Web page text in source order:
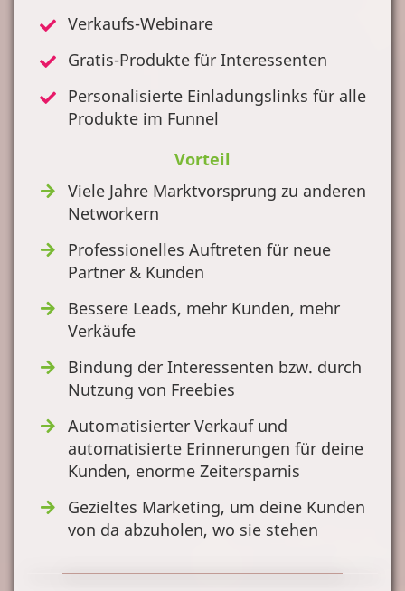
Verkaufs-Webinare
Gratis-Produkte für Interessenten
Personalisierte Einladungslinks für alle
Produkte im Funnel
Vorteil
Viele Jahre Marktvorsprung zu anderen
Networkern
Professionelles Auftreten für neue
Partner & Kunden
Bessere Leads, mehr Kunden, mehr
Verkäufe
Bindung der Interessenten bzw. durch
Nutzung von Freebies
Automatisierter Verkauf und
automatisierte Erinnerungen für deine
Kunden, enorme Zeitersparnis
Gezieltes Marketing, um deine Kunden
von da abzuholen, wo sie stehen